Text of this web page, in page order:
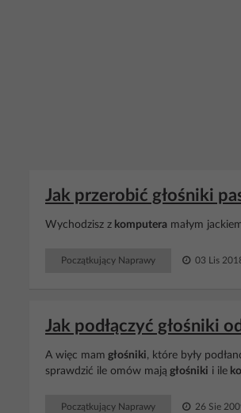
Jak przerobić głośniki
Wychodzisz z komputera małym
Początkujący Naprawy 03 Lis
Jak podłączyć głośniki
A więc mam głośniki, które były
sprawdzić ile omów mają głośniki i ile
Początkujący Naprawy 26 Sie